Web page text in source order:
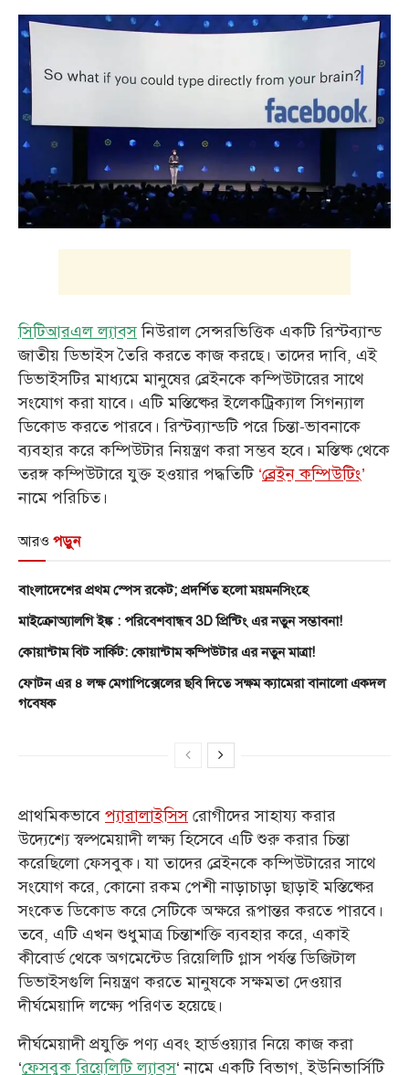
সিটিআরএল ল্যাবসনিউরাল সেন্সরভিত্তিক একটি রিস্টব্যান্ড
জাতীয় ডিভাইস তৈরি করতে কাজ করছে। তাদের দাবি, এই
ডিভাইসটির মাধ্যমে মানুষের ব্রেইনকে কম্পিউটারের সাথে
সংযোগ করা যাবে। এটি মস্তিষ্কের ইলেকট্রিক্যাল সিগন্যাল
ডিকোড করতে পারবে। রিস্টব্যান্ডটি পরে চিন্তা-ভাবনাকে
ব্যবহার করে কম্পিউটার নিয়ন্ত্রণ করা সম্ভব হবে। মস্তিষ্ক থেকে
তরঙ্গ কম্পিউটারে যুক্ত হওয়ার পদ্ধতিটি ‘ব্রেইন কম্পিউটিং’
নামে পরিচিত।
আরও পড়ুন
বাংলাদেশের প্রথম স্পেস রকেট; প্রদর্শিত হলো ময়মনসিংহে
মাইক্রোঅ্যালগি ইঙ্ক : পরিবেশবান্ধব 3D প্রিন্টিং এর নতুন সম্ভাবনা!
কোয়ান্টাম বিট সার্কিট: কোয়ান্টাম কম্পিউটার এর নতুন মাত্রা!
ফোটন এর ৪ লক্ষ মেগাপিক্সেলের ছবি দিতে সক্ষম ক্যামেরা বানালো একদল
গবেষক
প্রাথমিকভাবে প্যারালাইসিসরোগীদের সাহায্য করার
উদ্যেশ্যে স্বল্পমেয়াদী লক্ষ্য হিসেবে এটি শুরু করার চিন্তা
করেছিলো ফেসবুক। যা তাদের ব্রেইনকে কম্পিউটারের সাথে
সংযোগ করে, কোনো রকম পেশী নাড়াচাড়া ছাড়াই মস্তিষ্কের
সংকেত ডিকোড করে সেটিকে অক্ষরে রূপান্তর করতে পারবে।
তবে, এটি এখন শুধুমাত্র চিন্তাশক্তি ব্যবহার করে, একাই
কীবোর্ড থেকে অগমেন্টেড রিয়েলিটি গ্লাস পর্যন্ত ডিজিটাল
ডিভাইসগুলি নিয়ন্ত্রণ করতে মানুষকে সক্ষমতা দেওয়ার
দীর্ঘমেয়াদি লক্ষ্যে পরিণত হয়েছে।
দীর্ঘমেয়াদী প্রযুক্তি পণ্য এবং হার্ডওয়্যার নিয়ে কাজ করা
‘ফেসবুক রিয়েলিটি ল্যাবস‘ নামে একটি বিভাগ, ইউনিভার্সিটি